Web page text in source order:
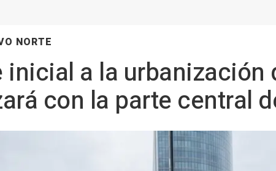
NORTE
inicial a la urbanización
con la parte central